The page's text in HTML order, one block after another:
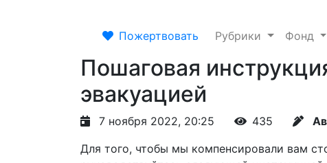
Пожертвовать Рубрики Фонд
Пошаговая
эвакуацией
7 ноября 2022, 20:25 435
Для того, чтобы мы компенсировали вам